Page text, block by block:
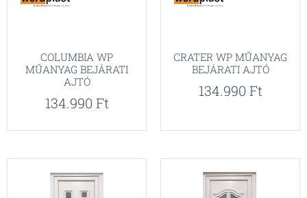
COLUMBIA WP
MŰANYAG BEJÁRATI
AJTÓ
134.990 Ft
CRATER WP MŰANYAG
BEJÁRATI AJTÓ
134.990 Ft